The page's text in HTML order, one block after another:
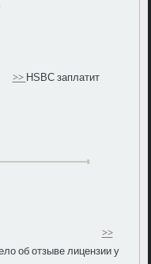
>>HSBC заплатит
>>
об отзыве лицензии у